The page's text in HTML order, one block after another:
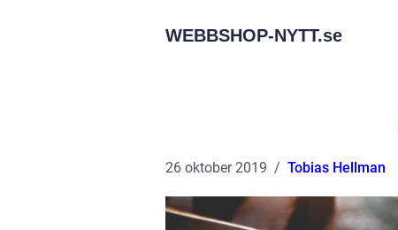
WEBBSHOP-NYTT.se
26 oktober 2019 Tobias Hellman